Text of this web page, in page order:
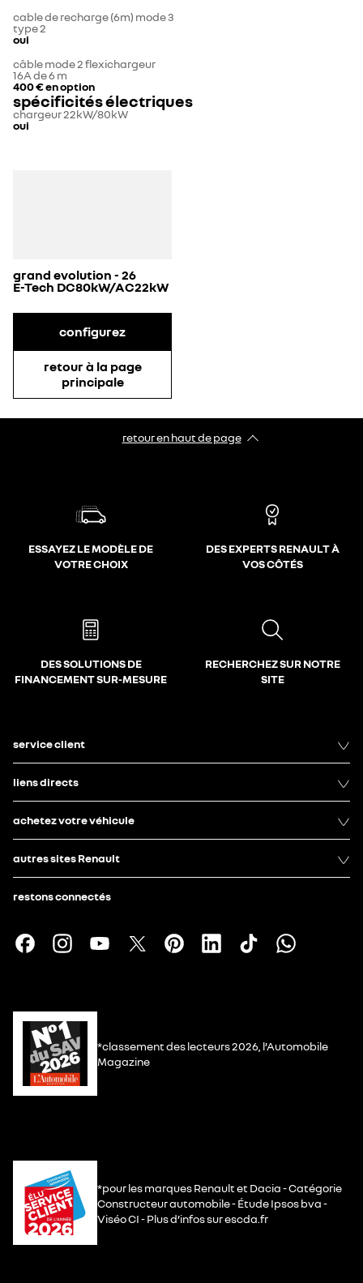
cable de recharge (6m) mode 3
type 2
oui
câble mode 2 flexichargeur
16A de 6 m
400 €en option
spécificités électriques
chargeur 22kW/80kW
oui
grand evolution - 26
E-Tech DC80kW/AC22kW
configurez
retour à la page
principale
retour en haut de page​
ESSAYEZ LE MODÈLE DE
VOTRE CHOIX
DES EXPERTS RENAULT À
VOS CÔTÉS
DES SOLUTIONS DE
FINANCEMENT SUR-MESURE
RECHERCHEZ SUR NOTRE
SITE
service client
liens directs
achetez votre véhicule
autres sites Renault
restons connectés
*classement des lecteurs 2026, l’Automobile
Magazine
*pour les marques Renault et Dacia - Catégorie
Constructeur automobile - Étude Ipsos bva -
Viséo CI - Plus d’infos sur escda.fr